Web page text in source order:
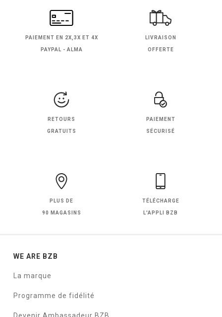
PAIEMENT EN 2X,3X ET 4X
PAYPAL - ALMA
LIVRAISON
OFFERTE
RETOURS
GRATUITS
PAIEMENT
SÉCURISÉ
PLUS DE
90 MAGASINS
TÉLÉCHARGE
L'APPLI BZB
WE ARE BZB
La marque
Programme de fidélité
Devenir Ambassadeur BZB